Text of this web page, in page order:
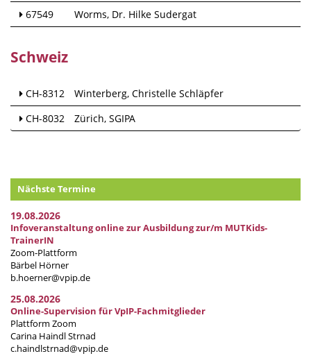
67549
Worms Dr. Hilke Sudergat
Schweiz
CH-8312 Winterberg Christelle Schläpfer
CH-8032
Zürich SGIPA
Nächste Termine
19.08.2026
Infoveranstaltung online zur Ausbildung zur/m MUTKids-
TrainerIN
Zoom-Plattform
Bärbel Hörner
b.hoerner@vpip.de
25.08.2026
Online-Supervision für VpIP-Fachmitglieder
Plattform Zoom
Carina Haindl Strnad
c.haindlstrnad@vpip.de